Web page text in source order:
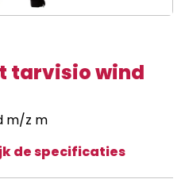
tarvisio wind
m/z m
de specificaties